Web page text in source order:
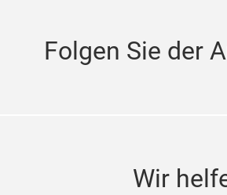
Folgen Sie der
Wir